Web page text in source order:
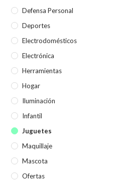
Defensa Personal
Deportes
Electrodomésticos
Electrónica
Herramientas
Hogar
Iluminación
Infantil
Juguetes
Maquillaje
Mascota
Ofertas